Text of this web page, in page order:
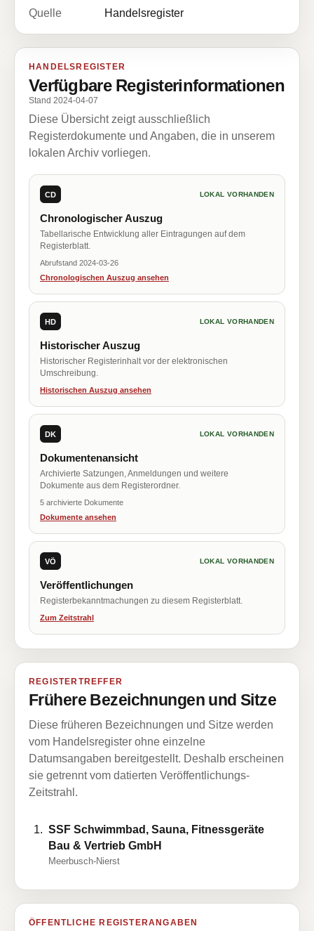
Quelle
Handelsregister
HANDELSREGISTER
Verfügbare Registerinformationen
Stand 2024-04-07
Diese Übersicht zeigt ausschließlich
Registerdokumente und Angaben, die in unserem
lokalen Archiv vorliegen.
CD LOKAL VORHANDEN
Chronologischer Auszug
Tabellarische Entwicklung aller Eintragungen auf dem
Registerblatt.
Abrufstand 2024-03-26
Chronologischen Auszug ansehen
HD LOKAL VORHANDEN
Historischer Auszug
Historischer Registerinhalt vor der elektronischen
Umschreibung.
Historischen Auszug ansehen
DK LOKAL VORHANDEN
Dokumentenansicht
Archivierte Satzungen, Anmeldungen und weitere
Dokumente aus dem Registerordner.
5 archivierte Dokumente
Dokumente ansehen
VÖ LOKAL VORHANDEN
Veröffentlichungen
Registerbekanntmachungen zu diesem Registerblatt.
Zum Zeitstrahl
REGISTERTREFFER
Frühere Bezeichnungen und Sitze
Diese früheren Bezeichnungen und Sitze werden
vom Handelsregister ohne einzelne
Datumsangaben bereitgestellt. Deshalb erscheinen
sie getrennt vom datierten Veröffentlichungs-
Zeitstrahl.
SSF Schwimmbad, Sauna, Fitnessgeräte
Bau & Vertrieb GmbH
Meerbusch-Nierst
ÖFFENTLICHE REGISTERANGABEN